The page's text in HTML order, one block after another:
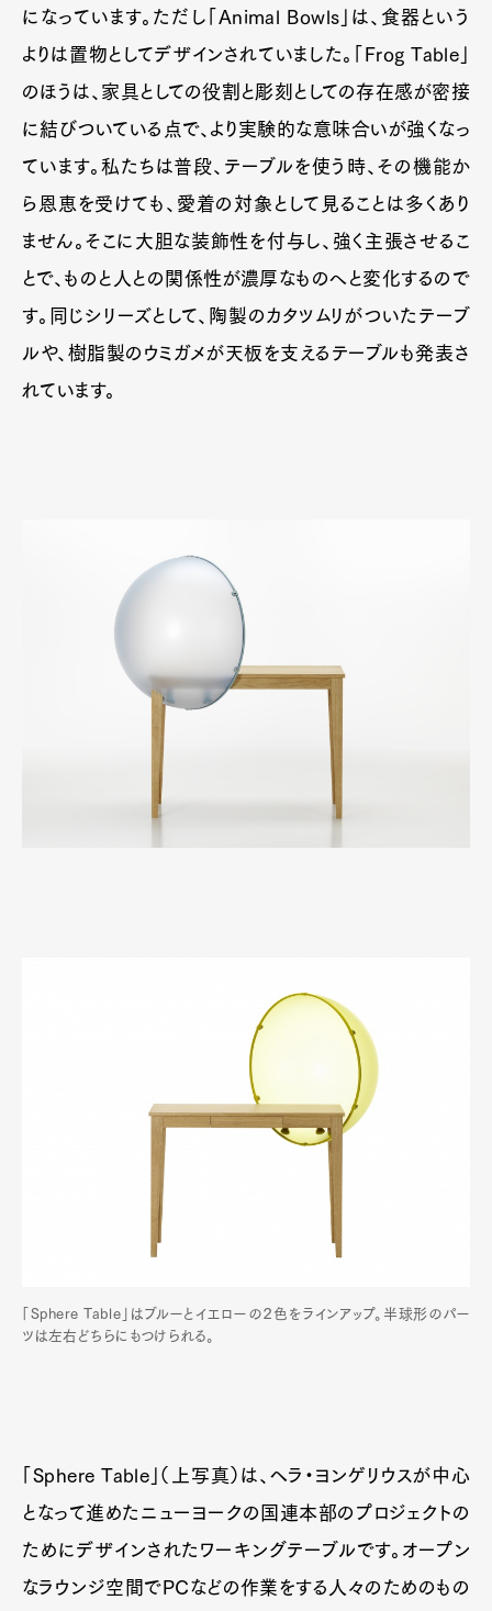
になっています。ただし「Animal Bowls」は、食器という
よりは置物としてデザインされていました。「Frog Table」
のほうは、家具としての役割と彫刻としての存在感が密接
に結びついている点で、より実験的な意味合いが強くなっ
ています。私たちは普段、テーブルを使う時、その機能か
ら恩恵を受けても、愛着の対象として見ることは多くあり
ません。そこに大胆な装飾性を付与し、強く主張させるこ
とで、ものと人との関係性が濃厚なものへと変化するので
す。同じシリーズとして、陶製のカタツムリがついたテーブ
ルや、樹脂製のウミガメが天板を支えるテーブルも発表さ
れています。
「Sphere Table」はブルーとイエローの２色をラインアップ。半球形のパー
ツは左右どちらにもつけられる。
「Sphere Table」（上写真）は、ヘラ・ヨンゲリウスが中心
となって進めたニューヨークの国連本部のプロジェクトの
ためにデザインされたワーキングテーブルです。オープン
なラウンジ空間でPCなどの作業をする人々のためのもの